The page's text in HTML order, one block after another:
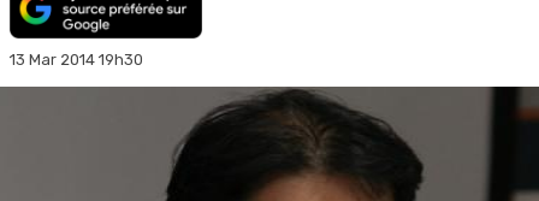
13 Mar 2014 19h30